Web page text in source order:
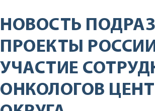
НОВОСТЬ
ПРОЕКТЫ
УЧАСТИЕ
ОНКОЛОГОВ